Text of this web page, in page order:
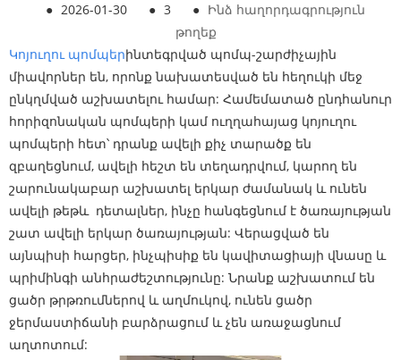
● 2026-01-30 ● 3 ● Ինձ հաղորդագրություն
թողեք
Կոյուղու պոմպերինտեգրված պոմպ-շարժիչային
միավորներ են, որոնք նախատեսված են հեղուկի մեջ
ընկղմված աշխատելու համար: Համեմատած ընդհանուր
հորիզոնական պոմպերի կամ ուղղահայաց կոյուղու
պոմպերի հետ՝ դրանք ավելի քիչ տարածք են
զբաղեցնում, ավելի հեշտ են տեղադրվում, կարող են
շարունակաբար աշխատել երկար ժամանակ և ունեն
ավելի թեթև դետալներ, ինչը հանգեցնում է ծառայության
շատ ավելի երկար ծառայության: Վերացված են
այնպիսի հարցեր, ինչպիսիք են կավիտացիայի վնասը և
պրիմինգի անհրաժեշտությունը: Նրանք աշխատում են
ցածր թրթռումներով և աղմուկով, ունեն ցածր
ջերմաստիճանի բարձրացում և չեն առաջացնում
աղտոտում: